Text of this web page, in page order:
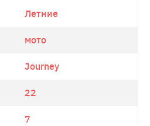
Летние
мото
Journey
22
7